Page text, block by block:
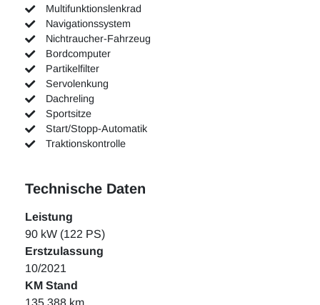
Multifunktionslenkrad
Navigationssystem
Nichtraucher-Fahrzeug
Bordcomputer
Partikelfilter
Servolenkung
Dachreling
Sportsitze
Start/Stopp-Automatik
Traktionskontrolle
Technische Daten
Leistung
90 kW (122 PS)
Erstzulassung
10/2021
KM Stand
135.388 km